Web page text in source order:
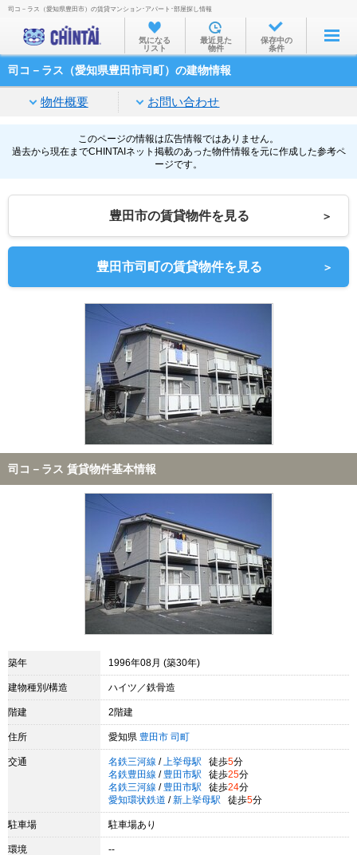
お部屋を探す
沿線・駅から
家賃相場から
通勤通学時間から
物件特集から
不動産会社から
TOP
司コ－ラス（愛知県豊田市）の賃貸マンション･アパート･部屋探し情報
気になる
リスト
最近見た
物件
保存中の
条件
司コ－ラス（愛知県豊田市司町）の建物情報
物件概要 お問い合わせ
このページの情報は広告情報ではありません。
過去から現在までCHINTAIネット掲載のあった物件情報を元に作成した参考ペ
ージです。
豊田市の賃貸物件を見る ＞
豊田市司町の賃貸物件を見る ＞
司コ－ラス 賃貸物件基本情報
築年 1996年08月 (築30年)
建物種別/構造 ハイツ／鉄骨造
階建 2階建
住所 愛知県 豊田市 司町
交通 名鉄三河線 / 上挙母駅 徒歩5分
名鉄豊田線 / 豊田市駅 徒歩25分
名鉄三河線 / 豊田市駅 徒歩24分
愛知環状鉄道 / 新上挙母駅 徒歩5分
駐車場 駐車場あり
環境
--